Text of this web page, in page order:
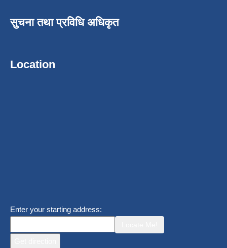
सुचना तथा प्रविधि अधिकृत
Location
Enter your starting address: